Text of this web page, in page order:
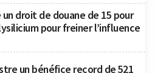
droit de douane de 15 pour
pour freiner l’influence
un bénéfice record de 521